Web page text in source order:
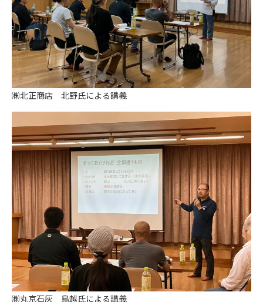
㈱北正商店 北野氏による講義
㈱丸京石灰 鳥越氏による講義